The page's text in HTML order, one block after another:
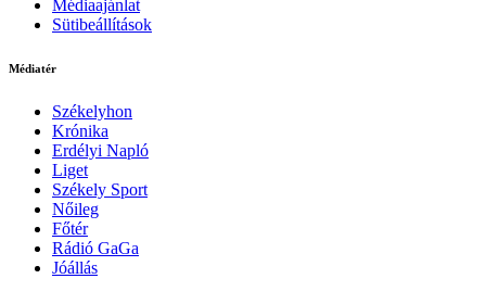
Médiaajánlat
Sütibeállítások
Médiatér
Székelyhon
Krónika
Erdélyi Napló
Liget
Székely Sport
Nőileg
Főtér
Rádió GaGa
Jóállás